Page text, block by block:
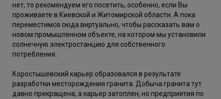
нет, то рекомендуем его посетить, особенно, если Вы
проживаете в Киевской и Житомирской области. А пока
переместимся сюда виртуально, чтобы рассказать вам о
новом промышленном объекте, на котором мы установили
солнечную электростанцию для собственного
потребления.
Коростышевский карьер образовался в результате
разработки месторождения гранита. Добыча гранита тут
давно прекращена, а карьер затоплен, но предприятия по